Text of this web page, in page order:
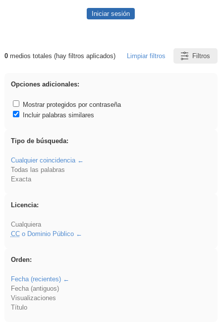
Iniciar sesión
Resultados de: flecha
0medios totales (hay filtros aplicados) Limpiar filtros Filtros
Opciones adicionales:
Mostrar protegidos por contraseña
Incluir palabras similares
Tipo de búsqueda:
Cualquier coincidencia
Todas las palabras
Exacta
Licencia:
Cualquiera
CCo Dominio Público
Orden:
Fecha (recientes)
Fecha (antiguos)
Visualizaciones
Título